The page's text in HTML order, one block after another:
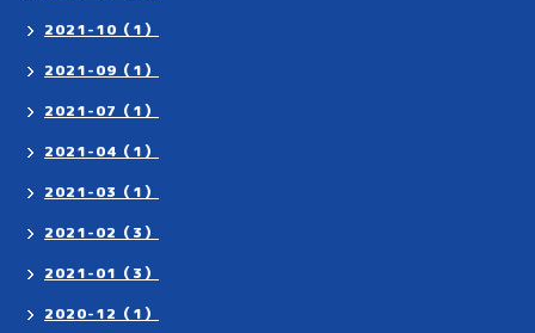
2021-10（1）
2021-09（1）
2021-07（1）
2021-04（1）
2021-03（1）
2021-02（3）
2021-01（3）
2020-12（1）